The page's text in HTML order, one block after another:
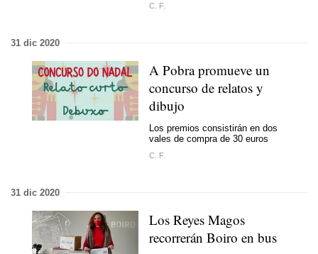
C. F.
31 dic 2020
A Pobra promueve un
concurso de relatos y
dibujo
Los premios consistirán en dos
vales de compra de 30 euros
C. F.
31 dic 2020
Los Reyes Magos
recorrerán Boiro en bus